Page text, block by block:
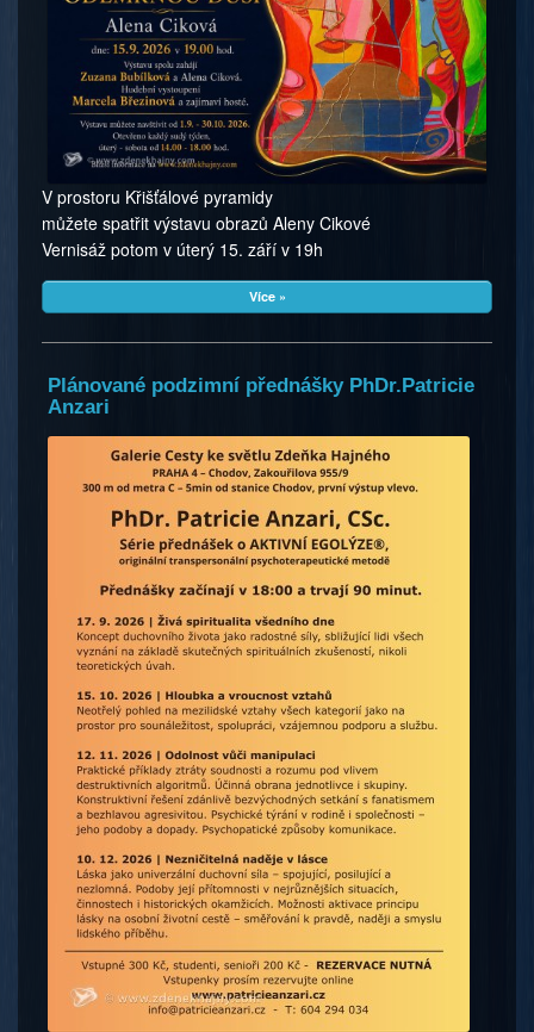
V prostoru Křišťálové pyramidy
můžete spatřit výstavu obrazů Aleny Cikové
Vernisáž potom v úterý 15. září v 19h
Více »
Plánované podzimní přednášky PhDr.Patricie
Anzari